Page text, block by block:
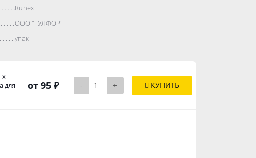
Runex
ООО "ТУЛФОР"
упак
х
для
от 95 ₽ - + КУПИТЬ